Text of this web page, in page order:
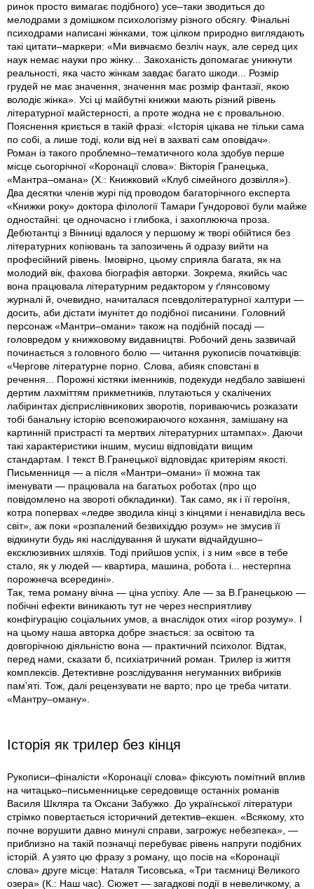
ринок просто вимагає подібного) усе–таки зводиться до
мелодрами з домішком психологізму різного обсягу. Фінальні
психо­драми написані жінками, тож цілком природно виглядають
такі цитати–маркери: «Ми вивчаємо безліч наук, але серед цих
наук немає науки про жінку... Закоханість допомагає уникнути
реальності, яка часто жінкам завдає багато шкоди... Розмір
грудей не має значення, значення має розмір фантазії, якою
володіє жінка». Усі ці майбутні книжки мають різний рівень
літературної майстерності, а проте жодна не є провальною.
Пояснення криється в такій фразі: «Історія цікава не тільки сама
по собі, а лише тоді, коли від неї в захваті сам оповідач».
Роман із такого проблемно–тематичного кола здобув перше
місце сьогорічної «Коронації слова»: Вікторія Гранецька,
«Мантра–омана» (Х.: Книжковий «Клуб сімейного дозвілля»).
Два десятки членів журі під проводом багаторічного експерта
«Книжки року» доктора філології Тамари Гундорової були майже
одностайні: це одночасно і глибока, і захоплююча проза.
Дебютантці з Вінниці вдалося у першому ж творі обійтися без
літературних копіювань та запозичень й одразу вийти на
професійний рівень. Імовірно, цьому сприяла багата, як на
молодий вік, фахова біографія авторки. Зокрема, якийсь час
вона працювала літературним редактором у ґлянсовому
журналі й, очевидно, начиталася псевдолітературної халтури —
досить, аби дістати імунітет до подібної писанини. Головний
персонаж «Мантри–омани» також на подібній посаді —
головредом у книжковому видавництві. Робочий день зазвичай
починається з головного болю — читання рукописів початківців:
«Чергове літературне порно. Слова, абияк сповстані в
речення... Порожні кістяки іменників, подекуди недбало завішені
дертим лахміттям прикметників, плутаються у скалічених
лабіринтах дієприслівникових зворотів, пориваючись розказати
тобі банальну історію всепожираючого кохання, замішану на
картинній пристрасті та мертвих літературних штампах». Даючи
такі характеристики іншим, мусиш відповідати вищим
стандартам. І текст В.Гранецької відповідає критеріям якості.
Письменниця — а після «Мантри–омани» її можна так
іменувати — працювала на багатьох роботах (про що
повідомлено на звороті обкладинки). Так само, як і її героїня,
котра попервах «ледве зводила кінці з кінцями і ненавиділа весь
світ», аж поки «розпалений безвихіддю розум» не змусив її
відкинути будь які наслідування й шукати відчайдушно–
ексклюзивних шляхів. Тоді прийшов успіх, і з ним «все в тебе
стало, як у людей — квартира, машина, робота і... нестерпна
порожнеча всередині».
Так, тема роману вічна — ціна успіху. Але — за В.Гранецькою —
побічні ефекти виникають тут не через несприятливу
конфігурацію соціальних умов, а внаслідок отих «ігор розуму». І
на цьому наша авторка добре знається: за освітою та
довгорічною діяльністю вона — практичний психолог. Відтак,
перед нами, сказати б, психіатричний роман. Трилер із життя
комплексів. Детективне розслідування негуманних вибриків
пам’яті. Тож, далі рецензувати не варто; про це треба читати.
«Мантру–оману».
Історія як трилер без кінця
Рукописи–фіналісти «Коронації слова» фіксують помітний вплив
на читацько–письменницьке середовище останніх романів
Василя Шкляра та Оксани Забужко. До української літератури
стрімко повертається історичний детектив–екшен. «Всякому, хто
почне ворушити давно минулі справи, загрожує небезпека», —
приблизно на такій позначці перебуває рівень напруги подібних
історій. А узято цю фразу з роману, що посів на «Коронації
слова» друге місце: Наталя Тисовська, «Три таємниці Великого
озера» (К.: Наш час). Сюжет — загадкові події в невеличкому, а